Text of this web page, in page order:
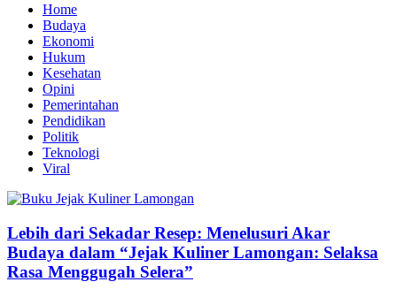
Menu
Home
Budaya
Ekonomi
Hukum
Kesehatan
Opini
Pemerintahan
Pendidikan
Politik
Teknologi
Viral
Lebih dari Sekadar Resep: Menelusuri Akar
Budaya dalam “Jejak Kuliner Lamongan: Selaksa
Rasa Menggugah Selera”